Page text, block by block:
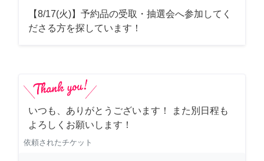
【8/17(火)】予約品の受取・抽選会へ参加してく
ださる方を探しています！
いつも、ありがとうございます！ また別日程も
よろしくお願いします！
依頼されたチケット